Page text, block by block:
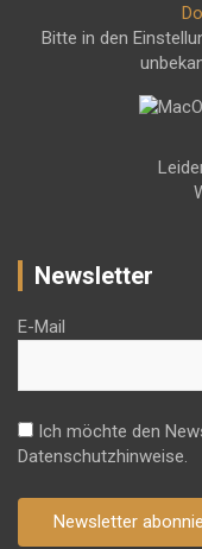
Bitte in den
Newsletter
E-Mail
Ich möchte den
Datenschutzhinweise.
Newsletter